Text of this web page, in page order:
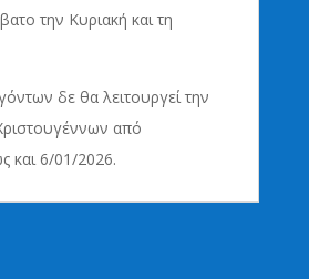
την Κυριακή και τη
δε θα λειτουργεί την
από
και 6/01/2026.